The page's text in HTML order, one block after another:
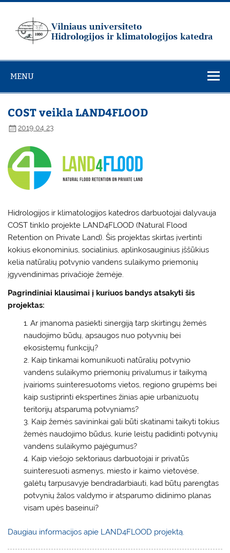
Skip
universiteto
Hidrologijos ir
klimatologijos
katedra
MENU
COST veikla LAND4FLOOD
2019 04 23
Hidrologijos ir klimatologijos katedros darbuotojai dalyvauja
COST tinklo projekte LAND4FLOOD (Natural Flood
Retention on Private Land). Šis projektas skirtas įvertinti
kokius ekonominius, socialinius, aplinkosauginius įššūkius
kelia natūralių potvynio vandens sulaikymo priemonių
įgyvendinimas privačioje žemėje.
Pagrindiniai klausimai į kuriuos bandys atsakyti šis
projektas:
Ar įmanoma pasiekti sinergiją tarp skirtingų žemės
naudojimo būdų, apsaugos nuo potyvnių bei
ekosistemų funkcijų?
Kaip tinkamai komunikuoti natūralių potvynio
vandens sulaikymo priemonių privalumus ir taikymą
įvairioms suinteresuotoms vietos, regiono grupėms bei
kaip sustiprinti ekspertines žinias apie urbanizuotų
teritorijų atsparumą potvyniams?
Kaip žemės savininkai gali būti skatinami taikyti tokius
žemės naudojimo būdus, kurie leistų padidinti potvynių
vandens sulaikymo pajėgumus?
Kaip viešojo sektoriaus darbuotojai ir privatūs
suinteresuoti asmenys, miesto ir kaimo vietovėse,
galėtų tarpusavyje bendradarbiauti, kad būtų parengtas
potvynių žalos valdymo ir atsparumo didinimo planas
visam upės baseinui?
Daugiau informacijos apie LAND4FLOOD projektą.